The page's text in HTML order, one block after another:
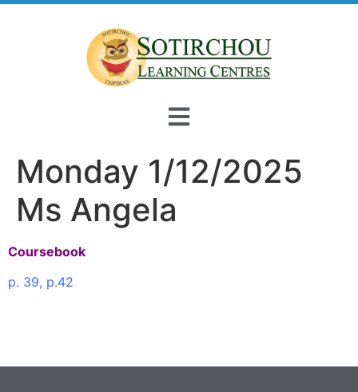
Monday 1/12/2025
Ms Angela
Coursebook
p. 39, p.42